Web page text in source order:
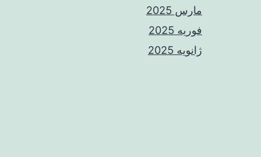
مارس 2025
فوریه 2025
ژانویه 2025